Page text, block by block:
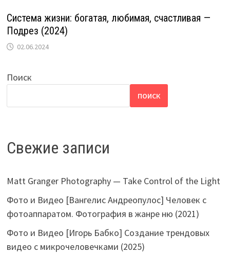
Система жизни: богатая, любимая, счастливая —
Подрез (2024)
02.06.2024
Поиск
ПОИСК
Свежие записи
Matt Granger Photography — Take Control of the Light
Фото и Видео [Вангелис Андреопулос] Человек с
фотоаппаратом. Фотография в жанре ню (2021)
Фото и Видео [Игорь Бабко] Создание трендовых
видео с микрочеловечками (2025)